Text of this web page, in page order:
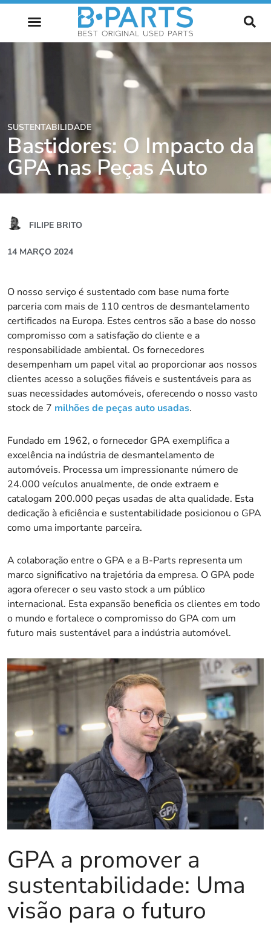
SUSTENTABILIDADE
Bastidores: O Impacto da
GPA nas Peças Auto
FILIPE BRITO
14 MARÇO 2024
O nosso serviço é sustentado com base numa forte
parceria com mais de 110 centros de desmantelamento
certificados na Europa. Estes centros são a base do nosso
compromisso com a satisfação do cliente e a
responsabilidade ambiental. Os fornecedores
desempenham um papel vital ao proporcionar aos nossos
clientes acesso a soluções fiáveis e sustentáveis para as
suas necessidades automóveis, oferecendo o nosso vasto
stock de 7 milhões de peças auto usadas.
Fundado em 1962, o fornecedor GPA exemplifica a
excelência na indústria de desmantelamento de
automóveis. Processa um impressionante número de
24.000 veículos anualmente, de onde extraem e
catalogam 200.000 peças usadas de alta qualidade. Esta
dedicação à eficiência e sustentabilidade posicionou o GPA
como uma importante parceira.
A colaboração entre o GPA e a B-Parts representa um
marco significativo na trajetória da empresa. O GPA pode
agora oferecer o seu vasto stock a um público
internacional. Esta expansão beneficia os clientes em todo
o mundo e fortalece o compromisso do GPA com um
futuro mais sustentável para a indústria automóvel.
GPA a promover a
sustentabilidade: Uma
visão para o futuro